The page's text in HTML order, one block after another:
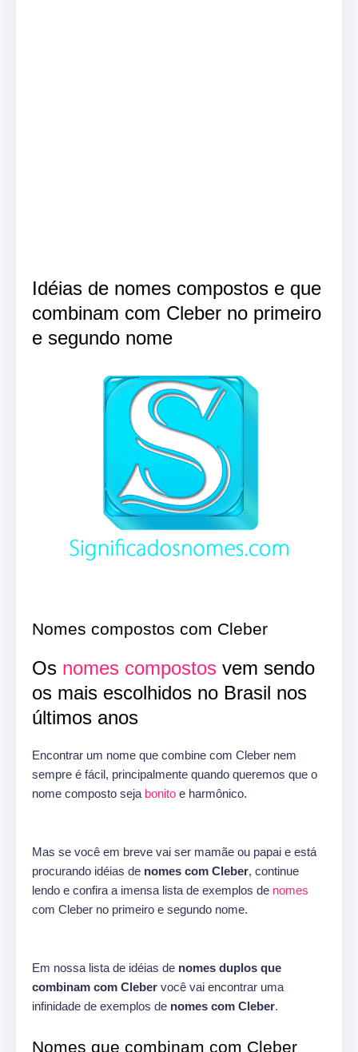
Idéias de nomes compostos e que
combinam com Cleber no primeiro
e segundo nome
Nomes compostos com Cleber
Os nomes compostos vem sendo
os mais escolhidos no Brasil nos
últimos anos
Encontrar um nome que combine com Cleber nem
sempre é fácil, principalmente quando queremos que o
nome composto seja bonito e harmônico.
Mas se você em breve vai ser mamãe ou papai e está
procurando idéias de nomes com Cleber, continue
lendo e confira a imensa lista de exemplos de nomes
com Cleber no primeiro e segundo nome.
Em nossa lista de idéias de nomes duplos que
combinam com Cleber você vai encontrar uma
infinidade de exemplos de nomes com Cleber.
Nomes que combinam com Cleber